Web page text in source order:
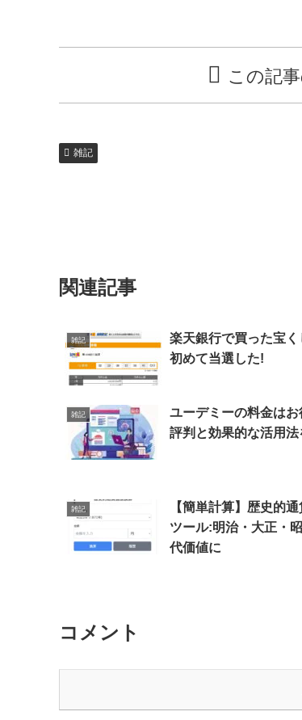
この記
雑記
関連記事
雑記
楽天銀行で買った宝
初めて当選した!
雑記
ユーデミーの料金は
評判と効果的な活用
雑記
【簡単計算】歴史的
ツール:明治・大正・
代価値に
コメント